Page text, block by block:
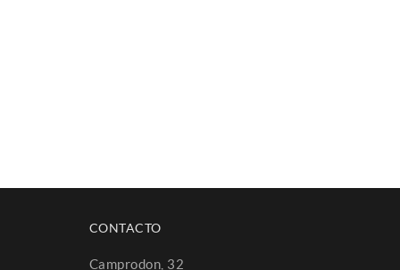
CONTACTO
Camprodon, 32